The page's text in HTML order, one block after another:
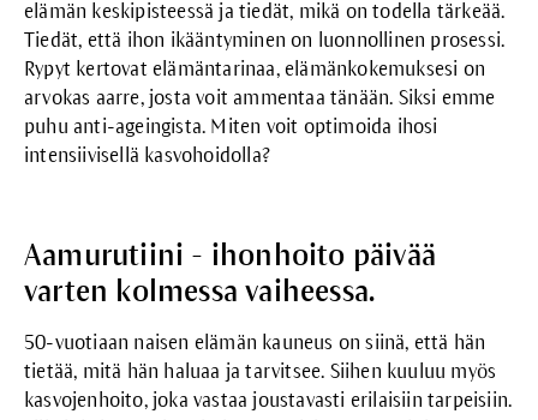
elämän keskipisteessä ja tiedät, mikä on todella tärkeää.
Tiedät, että ihon ikääntyminen on luonnollinen prosessi.
Rypyt kertovat elämäntarinaa, elämänkokemuksesi on
arvokas aarre, josta voit ammentaa tänään. Siksi emme
puhu anti-ageingista. Miten voit optimoida ihosi
intensiivisellä kasvohoidolla?
Aamurutiini - ihonhoito päivää
varten kolmessa vaiheessa.
50-vuotiaan naisen elämän kauneus on siinä, että hän
tietää, mitä hän haluaa ja tarvitsee. Siihen kuuluu myös
kasvojenhoito, joka vastaa joustavasti erilaisiin tarpeisiin.